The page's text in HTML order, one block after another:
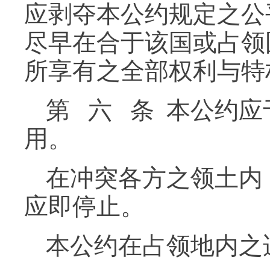
应剥夺本公约规定之
尽早在合于该国或占
所享有之全部权利与
第 六 条 本公约应
用。
在冲突各方之领土
应即停止。
本公约在占领地内